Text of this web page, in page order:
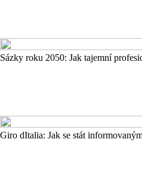
Sázky roku 2050: Jak tajemní
Giro dItalia: Jak se stát